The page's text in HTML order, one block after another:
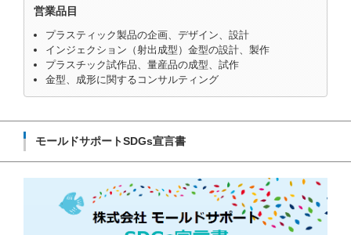
営業品目
プラスティック製品の企画、デザイン、設計
インジェクション（射出成型）金型の設計、製作
プラスチック試作品、量産品の成型、試作
金型、成形に関するコンサルティング
モールドサポートSDGs宣言書